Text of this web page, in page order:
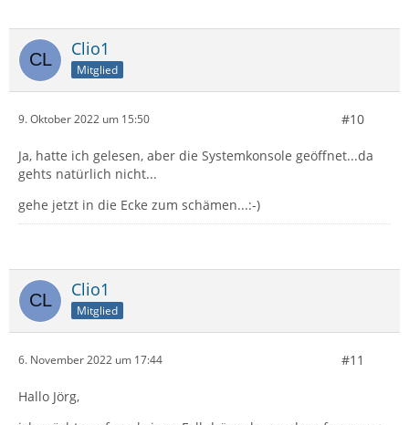
Clio1
Mitglied
9. Oktober 2022 um 15:50 #10
Ja, hatte ich gelesen, aber die Systemkonsole geöffnet...da
gehts natürlich nicht...
gehe jetzt in die Ecke zum schämen...:-)
Clio1
Mitglied
6. November 2022 um 17:44 #11
Hallo Jörg,